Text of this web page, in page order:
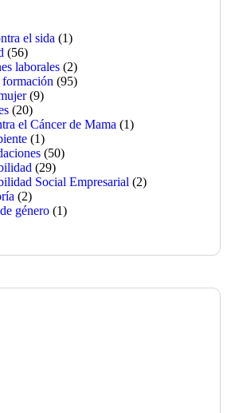
el sida (1)
(56)
laborales (2)
formación (95)
(9)
(20)
el Cáncer de Mama (1)
(1)
(50)
(29)
Social Empresarial (2)
(2)
género (1)